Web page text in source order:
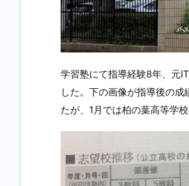
学習塾にて指導経験8年、元IT
した。下の画像が指導後の
たが、1月では柏の葉高等学